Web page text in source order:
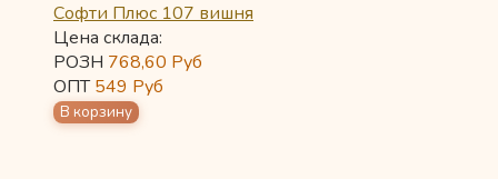
Софти Плюс 107 вишня
Цена склада:
РОЗН 768,60 Руб
ОПТ549 Руб